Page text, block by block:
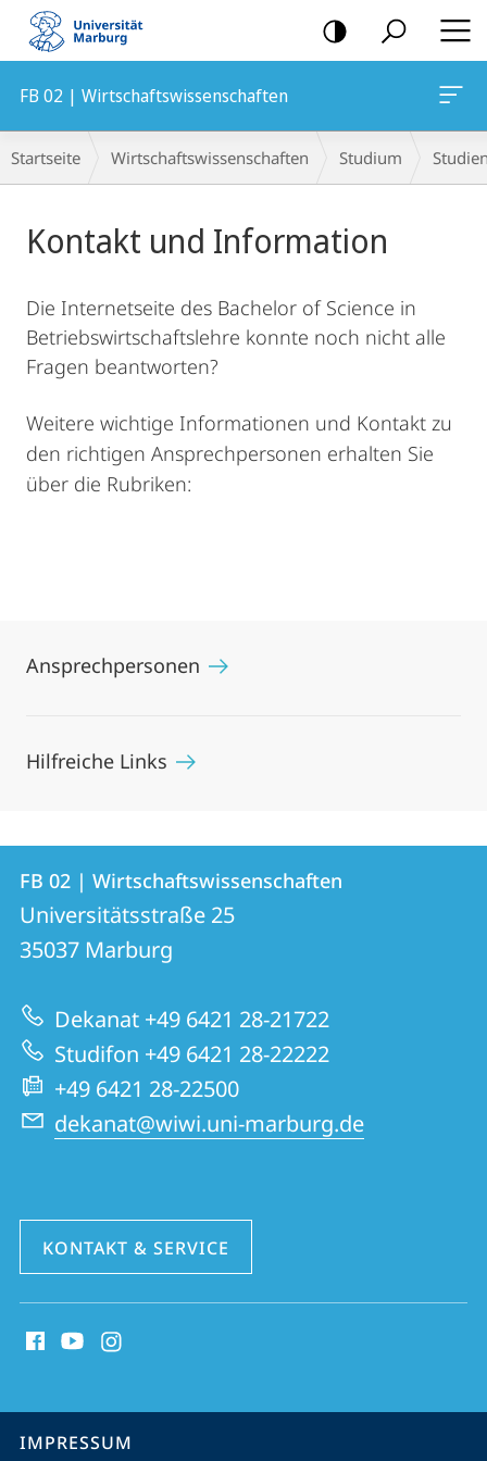
Mobile-
Navigation
FB 02 | Wirtschaftswissenschaften
Hauptinhalt
Breadcrumb-
Navigation
Startseite Wirtschaftswissenschaften Studium
Kontakt und Information
Die Internetseite des Bachelor of Science in
Betriebswirtschaftslehre konnte noch nicht alle
Fragen beantworten?
Weitere wichtige Informationen und Kontakt zu
den richtigen Ansprechpersonen erhalten Sie
über die Rubriken:
Ansprechpersonen
Hilfreiche Links
Kontakt
und
Informationen
zur
Website
Kontaktinformationen
FB
02
|
Wirtschaftswissenschaften
FB 02 | Wirtschaftswissenschaften
Universitätsstraße 25
35037 Marburg
Dekanat +49 6421 28-21722
Studifon +49 6421 28-22222
+49 6421 28-22500
dekanat@wiwi.uni-marburg.de
KONTAKT & SERVICE
Media
Service-
IMPRESSUM